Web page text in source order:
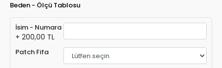
Beden - Ölçü Tablosu
İsim - Numara
+ 200,00 TL
Patch Fifa